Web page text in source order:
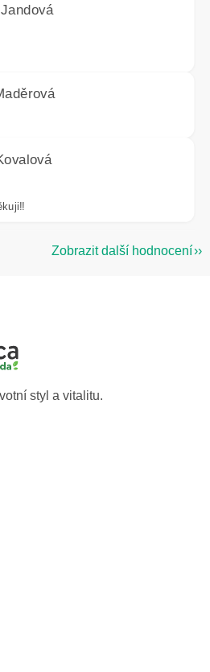
je 5 z 5 hvězdiček.
je 5 z 5 hvězdiček.
je 5 z 5 hvězdiček.
Zobrazit další hodnocení
styl a vitalitu.